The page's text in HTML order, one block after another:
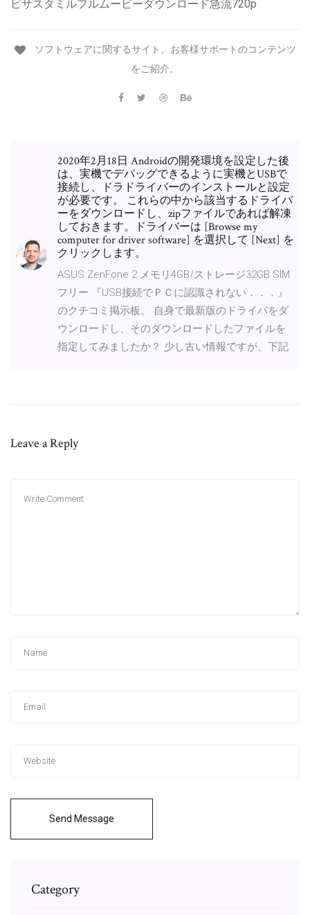
ピサスタミルフルムービーダウンロード急流720p
ソフトウェアに関するサイト。お客様サポートのコンテンツ
をご紹介。
2020年2月18日 Androidの開発環境を設定した後
は、実機でデバッグできるように実機とUSBで
接続し、ドラドライバーのインストールと設定
が必要です。 これらの中から該当するドライバ
ーをダウンロードし、zipファイルであれば解凍
しておきます。ドライバーは [Browse my
computer for driver software] を選択して [Next] を
クリックします。
ASUS ZenFone 2 メモリ4GB/ストレージ32GB SIM
フリー 『USB接続でＰＣに認識されない．．．』
のクチコミ掲示板。 自身で最新版のドライバをダ
ウンロードし、そのダウンロードしたファイルを
指定してみましたか？ 少し古い情報ですが、下記
Leave a Reply
Send Message
Category